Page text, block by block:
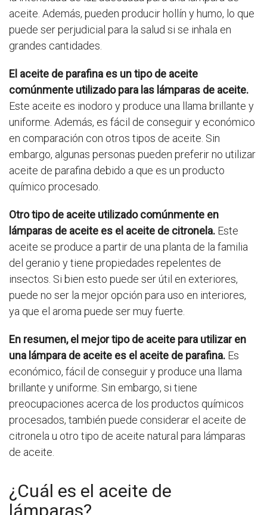
aceite. Además, pueden producir hollín y humo, lo que
puede ser perjudicial para la salud si se inhala en
grandes cantidades.
El aceite de parafina es un tipo de aceite
comúnmente utilizado para las lámparas de aceite.
Este aceite es inodoro y produce una llama brillante y
uniforme. Además, es fácil de conseguir y económico
en comparación con otros tipos de aceite. Sin
embargo, algunas personas pueden preferir no utilizar
aceite de parafina debido a que es un producto
químico procesado.
Otro tipo de aceite utilizado comúnmente en
lámparas de aceite es el aceite de citronela. Este
aceite se produce a partir de una planta de la familia
del geranio y tiene propiedades repelentes de
insectos. Si bien esto puede ser útil en exteriores,
puede no ser la mejor opción para uso en interiores,
ya que el aroma puede ser muy fuerte.
En resumen, el mejor tipo de aceite para utilizar en
una lámpara de aceite es el aceite de parafina. Es
económico, fácil de conseguir y produce una llama
brillante y uniforme. Sin embargo, si tiene
preocupaciones acerca de los productos químicos
procesados, también puede considerar el aceite de
citronela u otro tipo de aceite natural para lámparas
de aceite.
¿Cuál es el aceite de
lámparas?